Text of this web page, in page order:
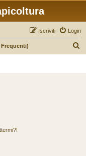
Login
Iscriviti
Frequenti)